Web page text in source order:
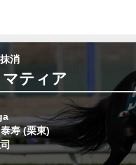
消
ティア
寿 (栗東)